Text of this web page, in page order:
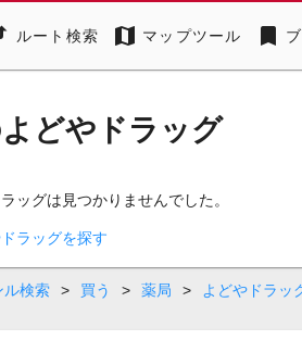
ルート検索 map マップツール bookmark
どやドラッグ
ッグは見つかりませんでした。
ラッグを探す
ル検索 > 買う > 薬局 > よどやドラッ